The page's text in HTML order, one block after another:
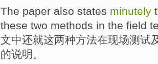
The paper also states minutely
these two methods in the field
文中还就这两种方法在现场测试
的说明 。